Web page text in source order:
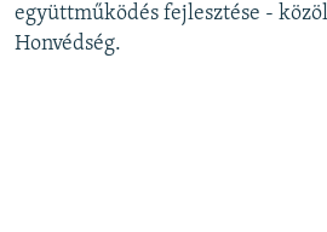
együttműködés fejlesztése -
Honvédség.